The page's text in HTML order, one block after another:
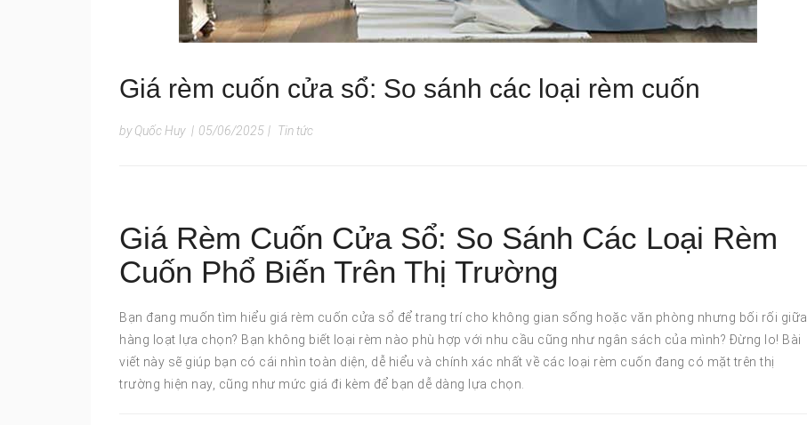
Giá rèm cuốn cửa sổ: So sánh các loại rèm cuốn
by Quốc Huy | 05/06/2025 | Tin tức
Giá Rèm Cuốn Cửa Sổ: So Sánh Các Loại Rèm
Cuốn Phổ Biến Trên Thị Trường
Bạn đang muốn tìm hiểu giá rèm cuốn cửa sổ để trang trí cho không gian sống hoặc văn phòng nhưng bối rối giữa
hàng loạt lựa chọn? Bạn không biết loại rèm nào phù hợp với nhu cầu cũng như ngân sách của mình? Đừng lo! Bài
viết này sẽ giúp bạn có cái nhìn toàn diện, dễ hiểu và chính xác nhất về các loại rèm cuốn đang có mặt trên thị
trường hiện nay, cũng như mức giá đi kèm để bạn dễ dàng lựa chọn.